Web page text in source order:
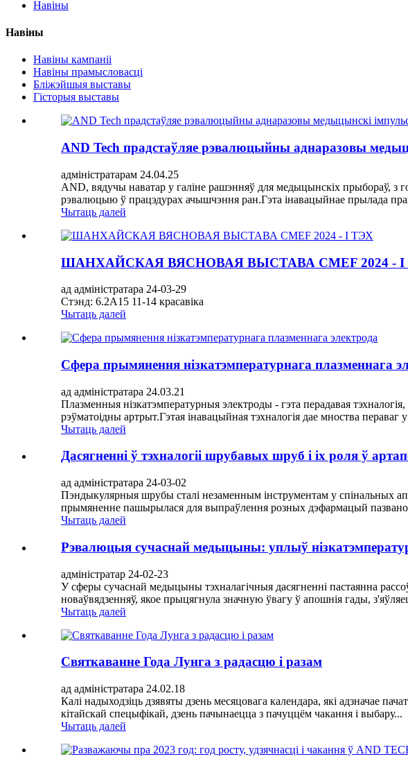
Навіны
Навіны
Навіны кампаніі
Навіны прамысловасці
Бліжэйшыя выставы
Гісторыя выставы
AND Tech прадстаўляе рэвалюцыйны аднаразовы
адміністратарам 24.04.25
AND, вядучы наватар у галіне рашэнняў для медыцынскіх прыбораў, з
рэвалюцыю ў працэдурах ачышчэння ран.Гэта інавацыйнае прылада
Чытаць далей
ШАНХАЙСКАЯ ВЯСНОВАЯ ВЫСТАВА CMEF 2024 - І
ад адміністратара 24-03-29
Стэнд: 6.2A15 11-14 красавіка
Чытаць далей
Сфера прымянення нізкатэмпературнага плазменнага
ад адміністратара 24.03.21
Плазменныя нізкатэмпературныя электроды - гэта перадавая
рэўматоідны артрыт.Гэтая інавацыйная тэхналогія дае мноства пераваг
Чытаць далей
Дасягненні ў тэхналогіі шрубавых шруб і іх роля ў
ад адміністратара 24-03-02
Пэндыкулярныя шрубы сталі незаменным інструментам у спінальных
прымяненне пашырылася для выпраўлення розных дэфармацый
Чытаць далей
Рэвалюцыя сучаснай медыцыны: уплыў
адміністратар 24-02-23
У сферы сучаснай медыцыны тэхналагічныя дасягненні пастаянна
новаўвядзенняў, якое прыцягнула значную ўвагу ў апошнія гады,
Чытаць далей
Святкаванне Года Лунга з радасцю і разам
ад адміністратара 24.02.18
Калі надыходзіць дзявяты дзень месяцовага календара, які адзначае
кітайскай спецыфікай, дзень пачынаецца з пачуццём чакання і выбару...
Чытаць далей